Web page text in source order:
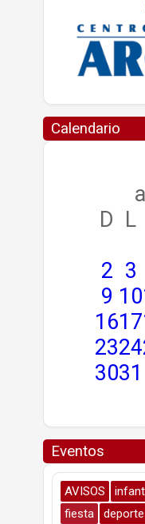
Calendario
D L
2 3
9 10
1617
2324
3031
Eventos
AVISOS
fiesta
deporte